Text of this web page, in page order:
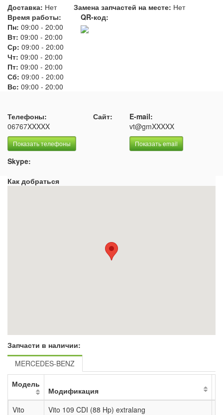
Доставка: Нет Замена запчастей на месте: Нет
Время работы:
Пн: 09:00 - 20:00
Вт: 09:00 - 20:00
Ср: 09:00 - 20:00
Чт: 09:00 - 20:00
Пт: 09:00 - 20:00
Сб: 09:00 - 20:00
Вс: 09:00 - 20:00
QR-код:
Телефоны:
06767XXXXX
Показать телефоны
Сайт:
E-mail:
vt@gmXXXXX
Показать email
Skype:
Как добраться
Запчасти в наличии:
MERCEDES-BENZ
Модель
Модификация
Vito
Vito 109 CDI (88 Hp) extralang